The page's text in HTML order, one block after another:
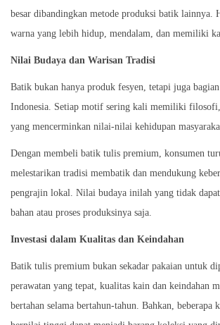
besar dibandingkan metode produksi batik lainnya.
warna yang lebih hidup, mendalam, dan memiliki
Nilai Budaya dan Warisan Tradisi
Batik bukan hanya produk fesyen, tetapi juga
Indonesia. Setiap motif sering kali memiliki
yang mencerminkan nilai-nilai kehidupan
Dengan membeli batik tulis premium, konsumen
melestarikan tradisi membatik dan mendukung
pengrajin lokal. Nilai budaya inilah yang tidak
bahan atau proses produksinya saja.
Investasi dalam Kualitas dan Keindahan
Batik tulis premium bukan sekadar pakaian untuk
perawatan yang tepat, kualitas kain dan keindahan
bertahan selama bertahun-tahun. Bahkan, beberapa